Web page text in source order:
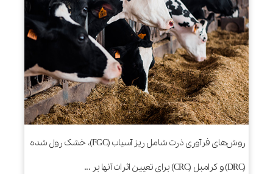
روش‌های فرآوری ذرت شامل ریز آسیاب (FGC)، خشک رول شده
(DRC) و کرامبل (CRC) برای تعیین اثرات آنها بر ...